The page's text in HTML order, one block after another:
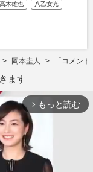
高木雄也 八乙女光
岡本圭人 「コメン
ます
arrow_forward_ios もっと読む